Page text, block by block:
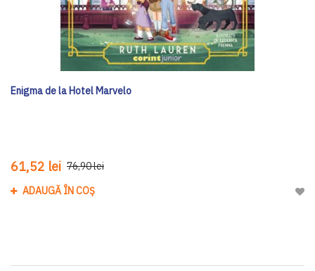
Enigma de la Hotel Marvelo
61,52 lei 76,90 lei
ADAUGĂ ÎN COȘ